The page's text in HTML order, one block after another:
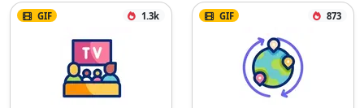
GIF 1.3k GIF 873